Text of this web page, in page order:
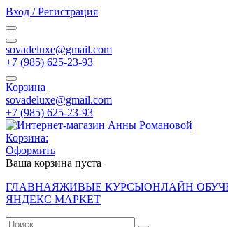
Вход / Регистрация
sovadeluxe@gmail.com
‭+7 (985) 625-23-93‬
Корзина
sovadeluxe@gmail.com
‭+7 (985) 625-23-93‬
Корзина:
Оформить
Ваша корзина пуста
ГЛАВНАЯЖИВЫЕ КУРСЫОНЛАЙН
ЯНДЕКС МАРКЕТ